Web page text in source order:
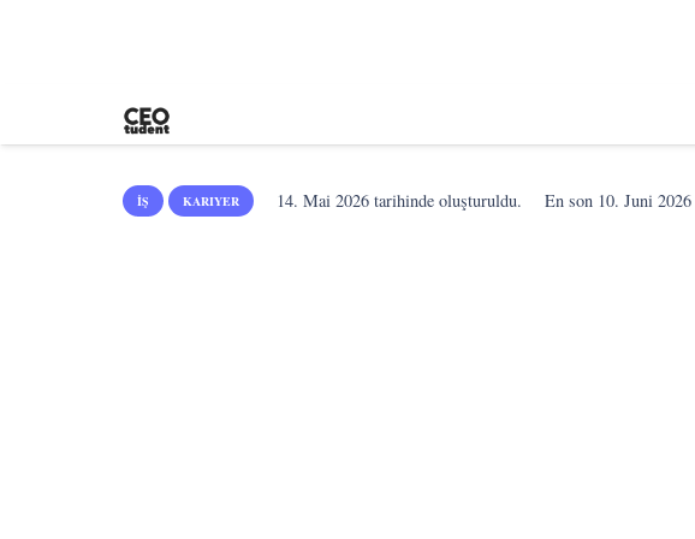
İŞ KARIYER 14. Mai 2026 tarihinde oluşturuldu. En son 10. Juni 2026